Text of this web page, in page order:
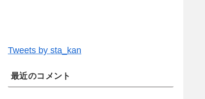
Tweets by sta_kan
最近のコメント